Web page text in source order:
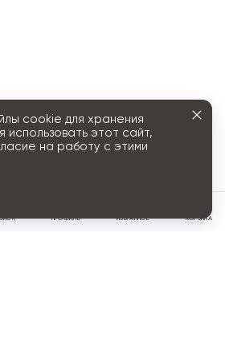
ПРОФИЛЬ ИЗБРАННОЕ КОРЗИНА
cookie для хранения
этот сайт,
на работу с этими